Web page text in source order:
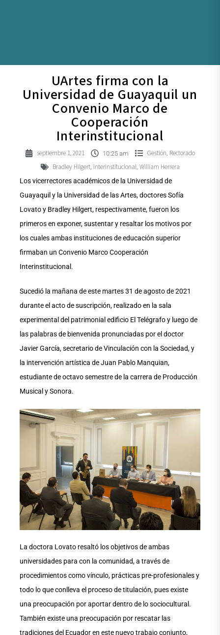
UArtes firma con la
Universidad de Guayaquil un
Convenio Marco de
Cooperación
Interinstitucional
septiembre 1, 2021 10:25 am Gestión, Rectorado
Bradley Hilgert, interinstitucional, William Herrera
Los vicerrectores académicos de la Universidad de
Guayaquil y la Universidad de las Artes, doctores Sofía
Lovato y Bradley Hilgert, respectivamente, fueron los
primeros en exponer, sustentar y resaltar los motivos por
los cuales ambas instituciones de educación superior
firmaban un Convenio Marco Cooperación
Interinstitucional.
Sucedió la mañana de este martes 31 de agosto de 2021
durante el acto de suscripción, realizado en la sala
experimental del patrimonial edificio El Telégrafo y luego de
las palabras de bienvenida pronunciadas por el doctor
Javier García, secretario de Vinculación con la Sociedad, y
la intervención artística de Juan Pablo Manquian,
estudiante de octavo semestre de la carrera de Producción
Musical y Sonora.
La doctora Lovato resaltó los objetivos de ambas
universidades para con la comunidad, a través de
procedimientos como vínculo, prácticas pre-profesionales y
todo lo que conlleva el proceso de titulación, pues existe
una preocupación por aportar dentro de lo sociocultural.
También existe una preocupación por rescatar las
tradiciones del Ecuador en este nuevo trabajo conjunto,